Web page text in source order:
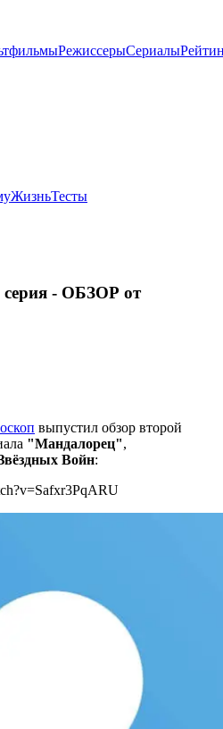
РежиссерыСериалы
ЖизньТесты
серия - ОБЗОР от
выпустил обзор второй
"Мандалорец",
Войн: